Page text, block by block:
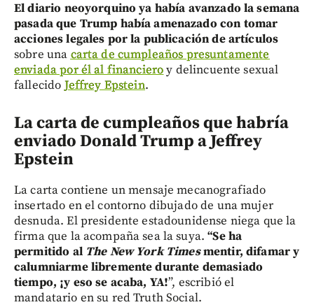
El diario neoyorquino ya había avanzado la semana
pasada que Trump había amenazado con tomar
acciones legales por la publicación de artículos
sobre una carta de cumpleaños presuntamente
enviada por él al financieroy delincuente sexual
fallecido Jeffrey Epstein.
La carta de cumpleaños que habría
enviado Donald Trump a Jeffrey
Epstein
La carta contiene un mensaje mecanografiado
insertado en el contorno dibujado de una mujer
desnuda. El presidente estadounidense niega que la
firma que la acompaña sea la suya. “Se ha
permitido al The New York Timesmentir, difamar y
calumniarme libremente durante demasiado
tiempo, ¡y eso se acaba, YA!”, escribió el
mandatario en su red Truth Social.